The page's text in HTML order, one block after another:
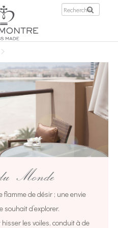
Monde
flamme de désir ; une envie
souhait d’explorer.
les voiles, conduit à de